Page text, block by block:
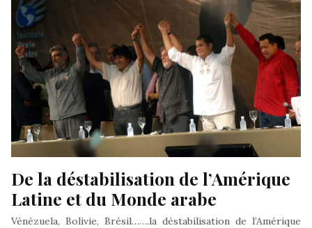
De la déstabilisation de l’Amérique
Latine et du Monde arabe
Vénézuela, Bolivie, Brésil…….la déstabilisation de l’Amérique